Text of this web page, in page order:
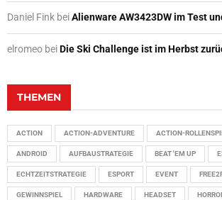
Daniel Fink beiAlienware AW3423DW im Test
elromeo beiDie Ski Challenge ist im Herbst
THEMEN
ACTION ACTION-ADVENTURE ACTION-
ANDROID AUFBAUSTRATEGIE BEAT 'EM UP
ECHTZEITSTRATEGIE ESPORT EVENT
GEWINNSPIEL HARDWARE HEADSET